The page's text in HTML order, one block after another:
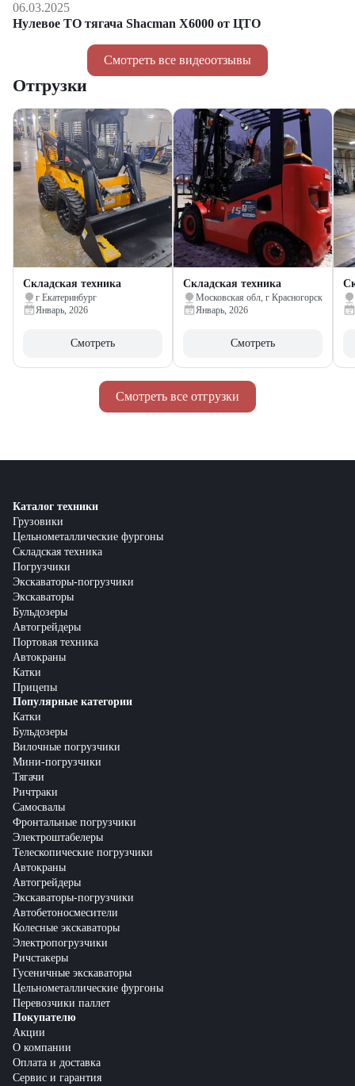
Смотреть все видеоотзывы
06.03.2025
Нулевое ТО тягача Shacman Х6000 от ЦТО
Смотреть все отгрузки
Отгрузки
Складская техника
г Екатеринбург
Январь, 2026
Смотреть
Складская техника
Московская обл, г Красногорск
Январь, 2026
Смотреть
Каталог техники
Грузовики
Цельнометаллические фургоны
Складская техника
Погрузчики
Экскаваторы-погрузчики
Экскаваторы
Бульдозеры
Автогрейдеры
Портовая техника
Автокраны
Катки
Прицепы
Популярные категории
Катки
Бульдозеры
Вилочные погрузчики
Мини-погрузчики
Тягачи
Ричтраки
Самосвалы
Фронтальные погрузчики
Электроштабелеры
Телескопические погрузчики
Автокраны
Автогрейдеры
Экскаваторы-погрузчики
Автобетоносмесители
Колесные экскаваторы
Электропогрузчики
Ричстакеры
Гусеничные экскаваторы
Цельнометаллические фургоны
Перевозчики паллет
Покупателю
Акции
О компании
Оплата и доставка
Сервис и гарантия